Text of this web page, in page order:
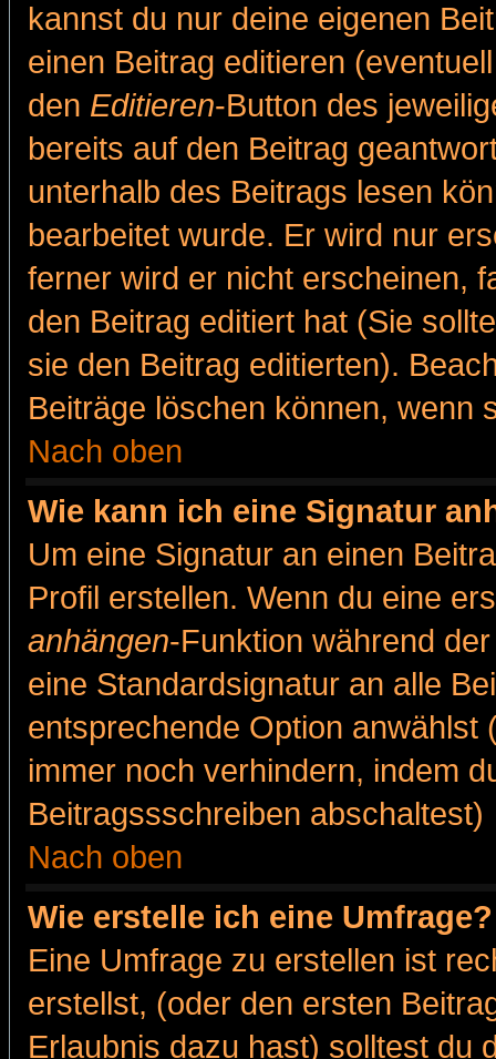
kannst du nur deine eigenen
einen Beitrag editieren
den Editieren-Button des
bereits auf den Beitrag
unterhalb des Beitrags lesen
bearbeitet wurde. Er wird nur
ferner wird er nicht erscheinen,
den Beitrag editiert hat (Sie
sie den Beitrag editierten).
Beiträge löschen können, wenn
Nach oben
Wie kann ich eine Signatur
Um eine Signatur an einen
Profil erstellen. Wenn du eine
anhängen-Funktion während
eine Standardsignatur an alle
entsprechende Option anwählst
immer noch verhindern, indem
Beitragssschreiben abschaltest)
Nach oben
Wie erstelle ich eine Umfrage?
Eine Umfrage zu erstellen ist
erstellst, (oder den ersten
Erlaubnis dazu hast) solltest du